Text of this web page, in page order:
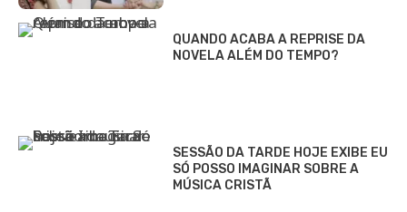
QUANDO ACABA A REPRISE DA
NOVELA ALÉM DO TEMPO?
SESSÃO DA TARDE HOJE EXIBE EU
SÓ POSSO IMAGINAR SOBRE A
MÚSICA CRISTÃ